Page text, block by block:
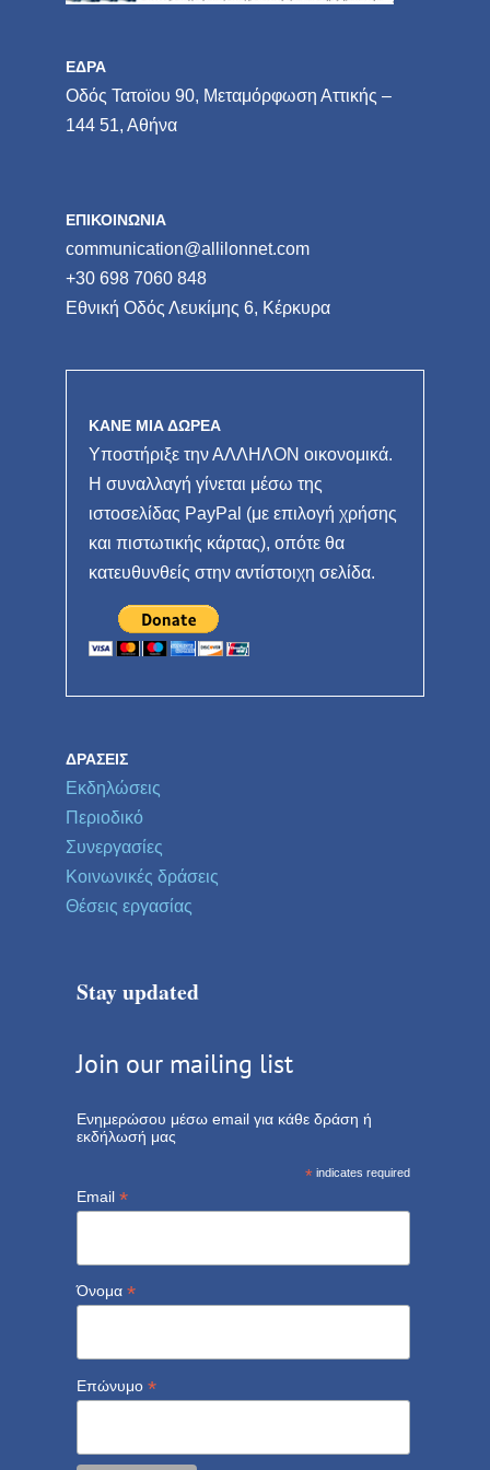
ΕΔΡΑ
Οδός Τατοϊου 90, Μεταμόρφωση Αττικής –
144 51, Αθήνα
ΕΠΙΚΟΙΝΩΝΙΑ
communication@allilonnet.com
+30 698 7060 848
Εθνική Οδός Λευκίμης 6, Κέρκυρα
ΚΑΝΕ ΜΙΑ ΔΩΡΕΑ
Υποστήριξε την ΑΛΛΗΛΟΝ οικονομικά.
Η συναλλαγή γίνεται μέσω της
ιστοσελίδας PayPal (με επιλογή χρήσης
και πιστωτικής κάρτας), οπότε θα
κατευθυνθείς στην αντίστοιχη σελίδα.
ΔΡΆΣΕΙΣ
Εκδηλώσεις
Περιοδικό
Συνεργασίες
Κοινωνικές δράσεις
Θέσεις εργασίας
Stay updated
Join our mailing list
Ενημερώσου μέσω email για κάθε δράση ή
εκδήλωσή μας
* indicates required
Email *
Όνομα *
Επώνυμο *